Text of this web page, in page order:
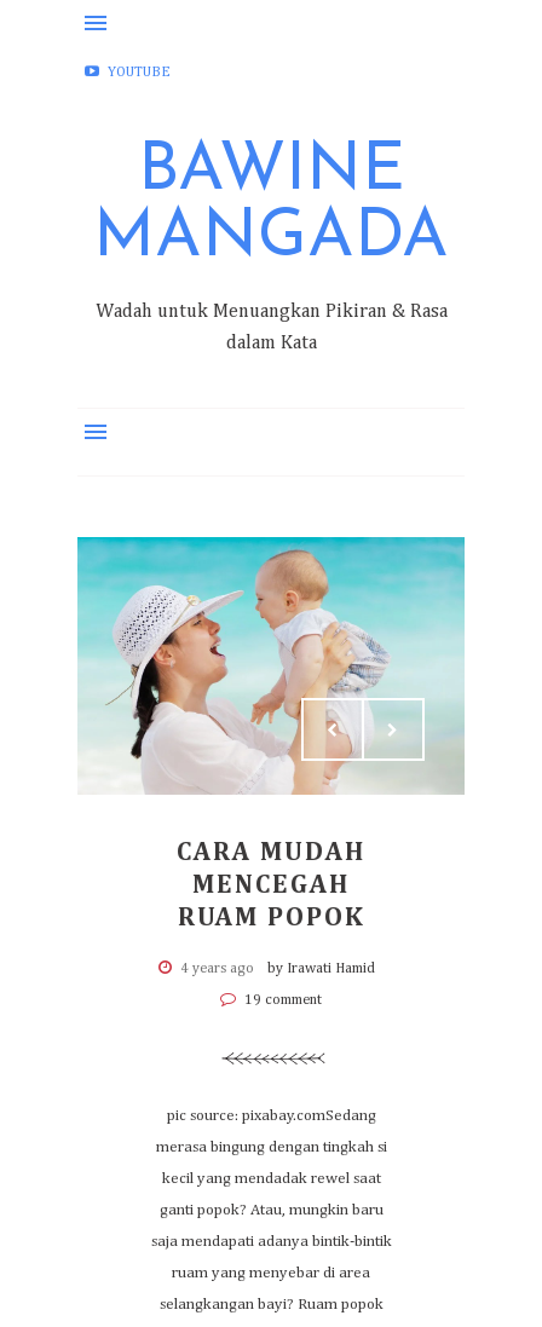
FACEBOOK
YOUTUBE
BAWINE
MANGADA
Wadah untuk Menuangkan Pikiran & Rasa
dalam Kata
CARA MUDAH
MENCEGAH
RUAM POPOK
4 years ago by Irawati Hamid
19 comment
pic source: pixabay.comSedang
merasa bingung dengan tingkah si
kecil yang mendadak rewel saat
ganti popok? Atau, mungkin baru
saja mendapati adanya bintik-bintik
ruam yang menyebar di area
selangkangan bayi? Ruam popok